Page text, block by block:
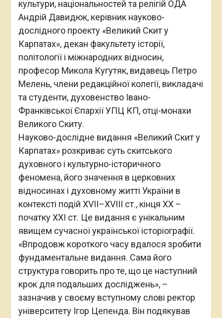
культури, національностей та релігій ОДА
Андрій Давидюк, керівник науково-
дослідного проекту «Великий Скит у
Карпатах», декан факультету історії,
політології і міжнародних відносин,
професор Микола Кугутяк, видавець Петро
Мелень, члени редакційної колегії, викладачі
та студенти, духовенство Івано-
Франківської Єпархії УПЦ КП, отці-монахи
Великого Скиту.
Науково-дослідне видання «Великий Скит у
Карпатах» розкриває суть скитського
духовного і культурно-історичного
феномена, його значення в церковних
відносинах і духовному житті України в
контексті подій XVII–XVIII ст., кінця XX –
початку XXI ст. Це видання є унікальним
явищем сучасної української історіографії.
«Впродовж короткого часу вдалося зробити
фундаментальне видання. Сама його
структура говорить про те, що це наступний
крок для подальших досліджень», –
зазначив у своєму вступному слові ректор
університету Ігор Цепенда. Він подякував